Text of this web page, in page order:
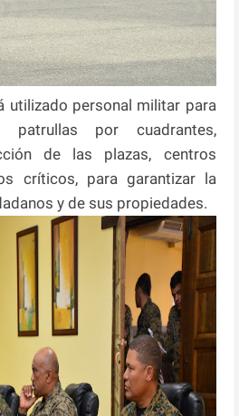
utilizado personal militar para
patrullas por cuadrantes,
de las plazas, centros
críticos, para garantizar la
y de sus propiedades.